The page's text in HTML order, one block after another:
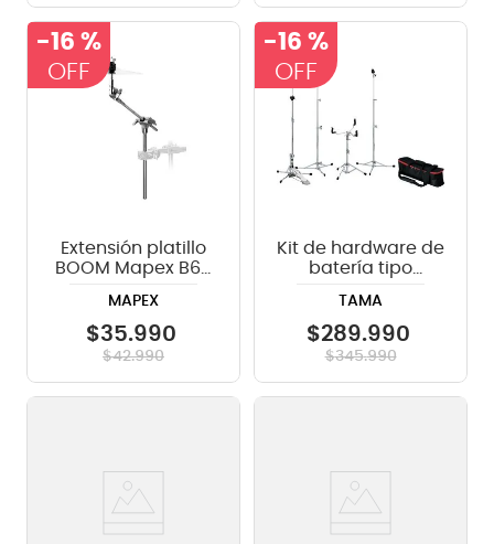
-16 %
Extensión platillo
BOOM Mapex B60
diámetro de 3/4 -
serie Mars 600
MAPEX
$35.990
$42.990
-16 %
Kit de hardware de
batería tipo
Tama HC4FB
TAMA
$289.990
$345.990